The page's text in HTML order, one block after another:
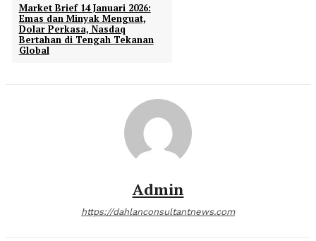
Market Brief 14 Januari 2026:
Emas dan Minyak Menguat,
Dolar Perkasa, Nasdaq
Bertahan di Tengah Tekanan
Global
Admin
https://dahlanconsultantnews.com